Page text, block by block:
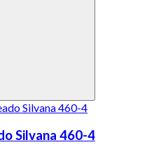
Silvana 460-4